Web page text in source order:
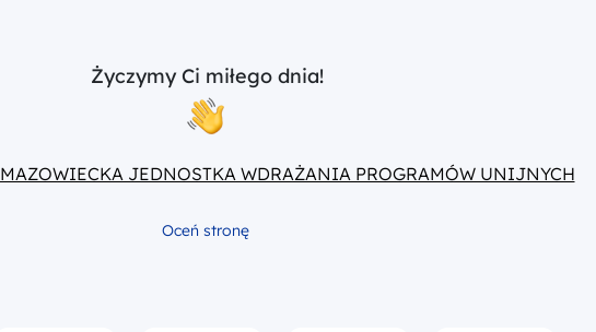
Życzymy Ci miłego dnia!
MAZOWIECKA JEDNOSTKA WDRAŻANIA PROGRAMÓW UNIJNYCH
Oceń stronę